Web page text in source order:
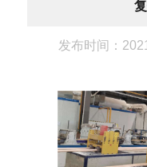
发布时间：